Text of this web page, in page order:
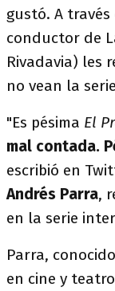
gustó. A
conductor de
Rivadavia) les
no vean la
"Es pésima El
mal contada.
escribió en
Andrés Parra,
en la serie
Parra,
en cine y